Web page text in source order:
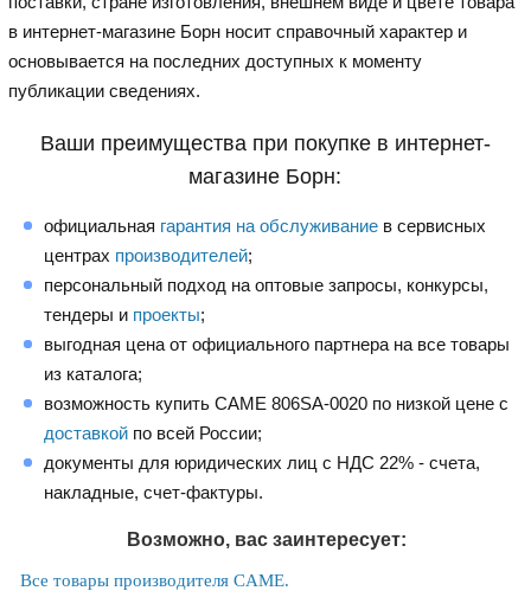
в интернет-магазине Борн носит справочный характер и
основывается на последних доступных к моменту
публикации сведениях.
Ваши преимущества при покупке в интернет-
магазине Борн:
официальная гарантия на обслуживание в сервисных
центрах производителей;
персональный подход на оптовые запросы, конкурсы,
тендеры и проекты;
выгодная цена от официального партнера на все товары
из каталога;
возможность купить CAME 806SA-0020 по низкой цене с
доставкой по всей России;
документы для юридических лиц с НДС 22% - счета,
накладные, счет-фактуры.
Возможно, вас заинтересует:
Все товары производителя CAME.